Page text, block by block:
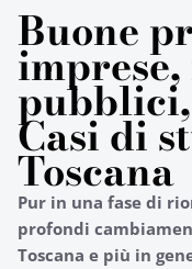
Buone
Casi di
Toscana
Pur in una fase di
profondi
Toscana e più in